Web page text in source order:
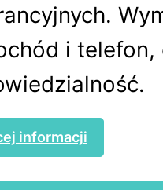
i
informacji